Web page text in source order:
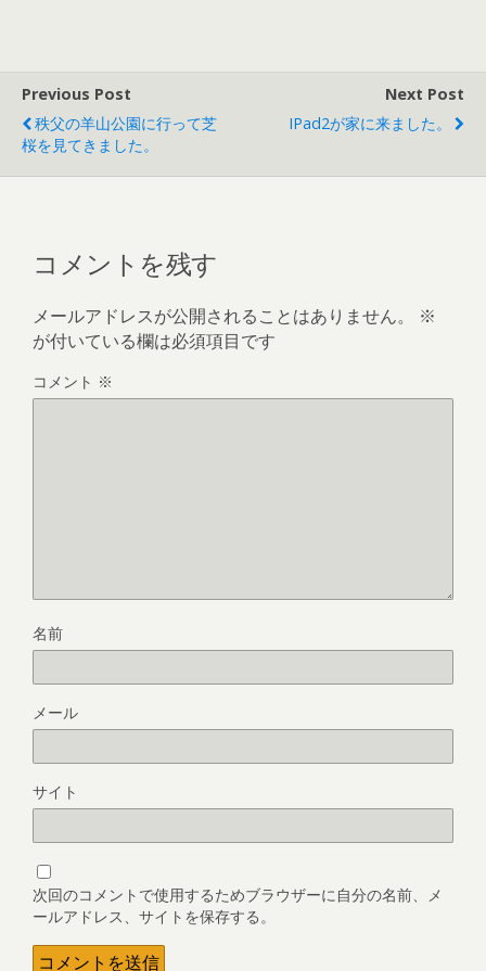
Previous Post
秩父の羊山公園に行って芝
桜を見てきました。
Next Post
IPad2が家に来ました。
コメントを残す
メールアドレスが公開されることはありません。
※
が付いている欄は必須項目です
コメント ※
名前
メール
サイト
次回のコメントで使用するためブラウザーに自分の名前、メ
ールアドレス、サイトを保存する。